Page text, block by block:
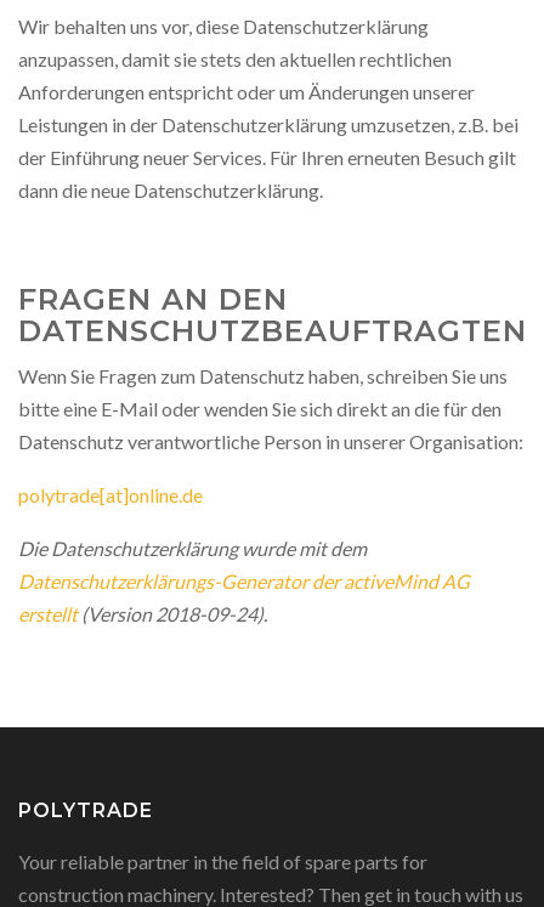
Wir behalten uns vor, diese Datenschutzerklärung
anzupassen, damit sie stets den aktuellen rechtlichen
Anforderungen entspricht oder um Änderungen unserer
Leistungen in der Datenschutzerklärung umzusetzen, z.B. bei
der Einführung neuer Services. Für Ihren erneuten Besuch gilt
dann die neue Datenschutzerklärung.
FRAGEN AN DEN
DATENSCHUTZBEAUFTRAGTEN
Wenn Sie Fragen zum Datenschutz haben, schreiben Sie uns
bitte eine E-Mail oder wenden Sie sich direkt an die für den
Datenschutz verantwortliche Person in unserer Organisation:
polytrade[at]online.de
Die Datenschutzerklärung wurde mit dem
Datenschutzerklärungs-Generator der activeMind AG
erstellt(Version 2018-09-24).
POLYTRADE
Your reliable partner in the field of spare parts for
construction machinery. Interested? Then get in touch with us